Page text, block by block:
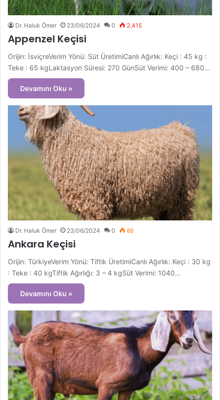
Dr. Haluk Ömer 23/06/2024 0 2.415
Appenzel Keçisi
Orijin: İsviçreVerim Yönü: Süt ÜretimiCanlı Ağırlık: Keçi : 45 kg :
Teke : 65 kgLaktasyon Süresi: 270 GünSüt Verimi: 400 – 680…
Devamını Oku »
Dr. Haluk Ömer 23/06/2024 0 88
Ankara Keçisi
Orijin: TürkiyeVerim Yönü: Tiftik ÜretimiCanlı Ağırlık: Keçi : 30 kg
: Teke : 40 kgTiftik Ağırlığı: 3 – 4 kgSüt Verimi: 1040…
Devamını Oku »